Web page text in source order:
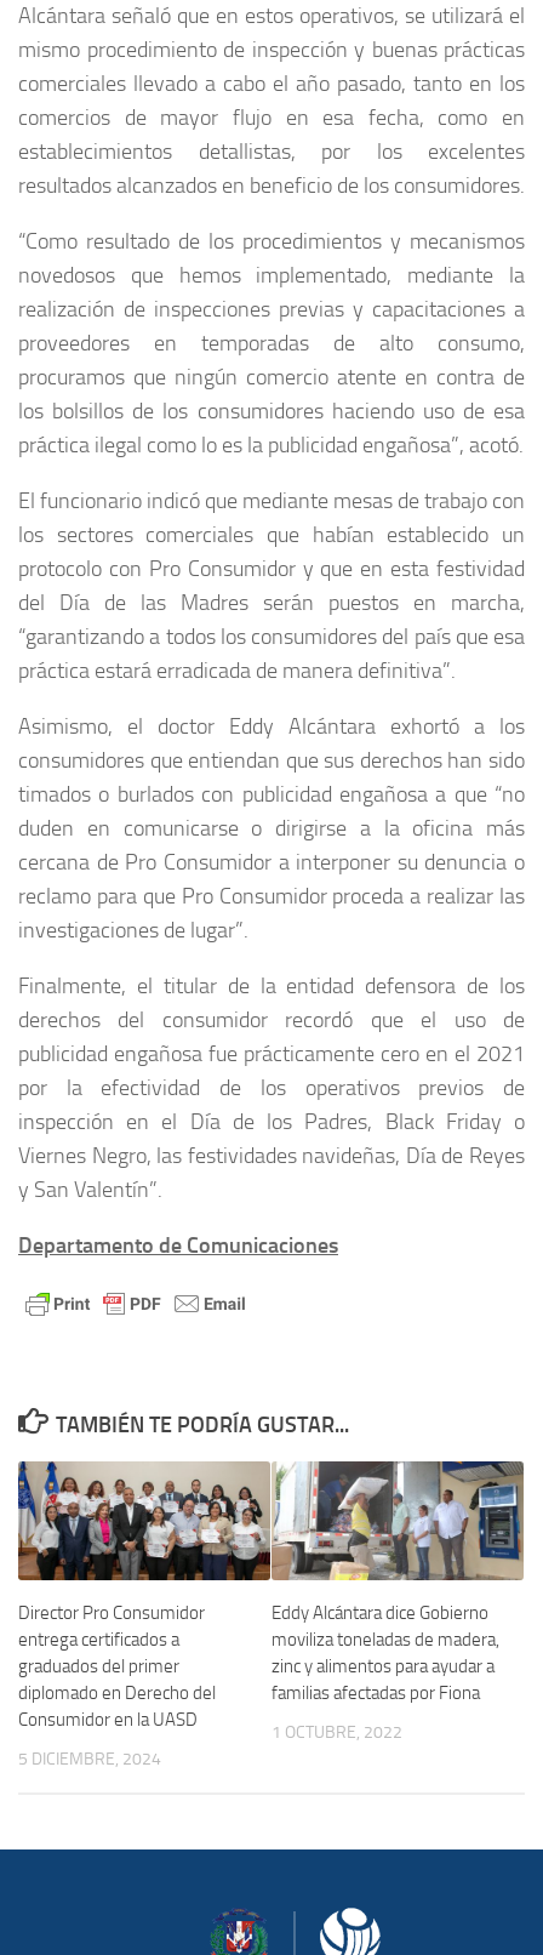
Alcántara señaló que en estos operativos, se utilizará el
mismo procedimiento de inspección y buenas prácticas
comerciales llevado a cabo el año pasado, tanto en los
comercios de mayor flujo en esa fecha, como en
establecimientos detallistas, por los excelentes
resultados alcanzados en beneficio de los consumidores.
“Como resultado de los procedimientos y mecanismos
novedosos que hemos implementado, mediante la
realización de inspecciones previas y capacitaciones a
proveedores en temporadas de alto consumo,
procuramos que ningún comercio atente en contra de
los bolsillos de los consumidores haciendo uso de esa
práctica ilegal como lo es la publicidad engañosa”, acotó.
El funcionario indicó que mediante mesas de trabajo con
los sectores comerciales que habían establecido un
protocolo con Pro Consumidor y que en esta festividad
del Día de las Madres serán puestos en marcha,
“garantizando a todos los consumidores del país que esa
práctica estará erradicada de manera definitiva”.
Asimismo, el doctor Eddy Alcántara exhortó a los
consumidores que entiendan que sus derechos han sido
timados o burlados con publicidad engañosa a que “no
duden en comunicarse o dirigirse a la oficina más
cercana de Pro Consumidor a interponer su denuncia o
reclamo para que Pro Consumidor proceda a realizar las
investigaciones de lugar”.
Finalmente, el titular de la entidad defensora de los
derechos del consumidor recordó que el uso de
publicidad engañosa fue prácticamente cero en el 2021
por la efectividad de los operativos previos de
inspección en el Día de los Padres, Black Friday o
Viernes Negro, las festividades navideñas, Día de Reyes
y San Valentín”.
Departamento de Comunicaciones
TAMBIÉN TE PODRÍA GUSTAR...
Director Pro Consumidor
entrega certificados a
graduados del primer
diplomado en Derecho del
Consumidor en la UASD
5 DICIEMBRE, 2024
Eddy Alcántara dice Gobierno
moviliza toneladas de madera,
zinc y alimentos para ayudar a
familias afectadas por Fiona
1 OCTUBRE, 2022